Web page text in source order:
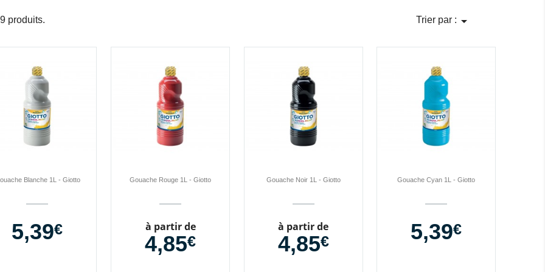
produits. Trier par : 
Blanche 1L - Giotto
Prix
5,39€
Gouache Rouge 1L - Giotto
Prix
à partir de
4,85€
Gouache Noir 1L - Giotto
Prix
à partir de
4,85€
Gouache Cyan 1L - Giotto
Prix
5,39€